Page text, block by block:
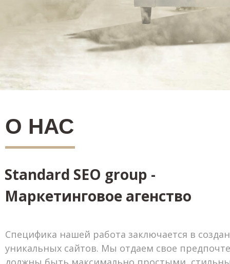
О НАС
Специфика нашей работа заключается в
уникальных сайтов. Мы отдаем свое
Standard SEO group -
Маркетинговое агенство